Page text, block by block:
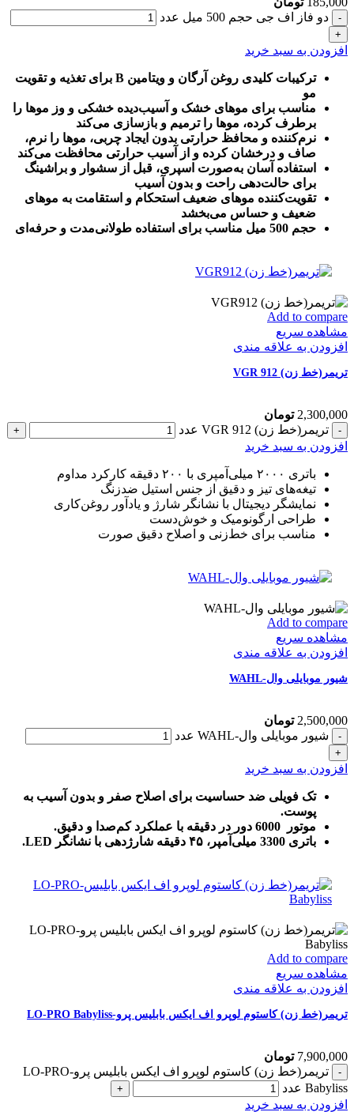
دو فاز اف جی حجم 500 میل عدد
افزودن به سبد خرید
ترکیبات کلیدی روغن آرگان و ویتامین B برای تغذیه و تقویت
مو
مناسب برای موهای خشک و آسیب‌دیده خشکی و وز موها را
برطرف کرده، موها را ترمیم و بازسازی می‌کند
نرم‌کننده و محافظ حرارتی بدون ایجاد چربی، موها را نرم،
صاف و درخشان کرده و از آسیب حرارتی محافظت می‌کند
استفاده آسان به‌صورت اسپری، قبل از سشوار و براشینگ
برای حالت‌دهی راحت و بدون آسیب
تقویت‌کننده موهای ضعیف استحکام و استقامت به موهای
ضعیف و حساس می‌بخشد
حجم 500 میل مناسب برای استفاده طولانی‌مدت و حرفه‌ای
Add to compare
مشاهده سریع
افزودن به علاقه مندی
تریمر(خط زن) VGR 912
2,300,000 تومان
تریمر(خط زن) VGR 912 عدد
افزودن به سبد خرید
باتری ۲۰۰۰ میلی‌آمپری با ۲۰۰ دقیقه کارکرد مداوم
تیغه‌های تیز و دقیق از جنس استیل ضدزنگ
نمایشگر دیجیتال با نشانگر شارژ و یادآور روغن‌کاری
طراحی ارگونومیک و خوش‌دست
مناسب برای خط‌زنی و اصلاح دقیق صورت
Add to compare
مشاهده سریع
افزودن به علاقه مندی
شیور موبایلی وال-WAHL
2,500,000 تومان
شیور موبایلی وال-WAHL عدد
افزودن به سبد خرید
تک فویلی ضد حساسیت برای اصلاح صفر و بدون آسیب به
پوست.
موتور 6000 دور در دقیقه با عملکرد کم‌صدا و دقیق.
باتری 3300 میلی‌آمپر، ۴۵ دقیقه شارژدهی با نشانگر LED.
Add to compare
مشاهده سریع
افزودن به علاقه مندی
تریمر(خط زن) کاستوم لوپرو اف ایکس بابلیس پرو-LO-PRO Babyliss
7,900,000 تومان
تریمر(خط زن) کاستوم لوپرو اف ایکس بابلیس پرو-LO-PRO
Babyliss عدد
افزودن به سبد خرید